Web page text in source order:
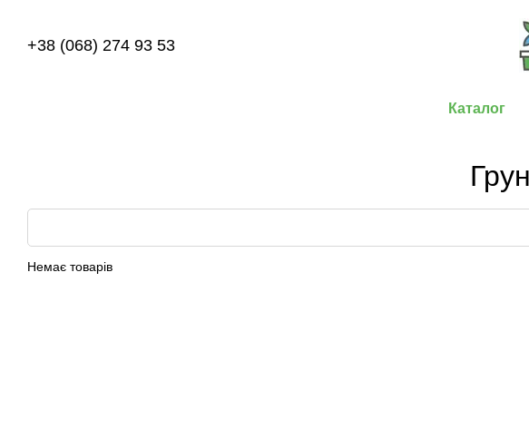
+38 (068) 274 93 53
Каталог
Немає товарів